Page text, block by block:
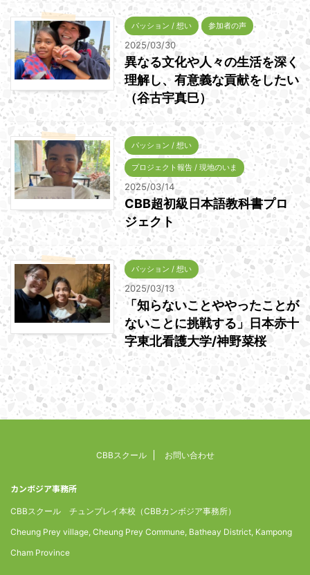
パッション / 想い 参加者の声
2025/03/30
異なる文化や人々の生活を深く
理解し、有意義な貢献をしたい
（谷古宇真巳）
パッション / 想い
プロジェクト報告 / 現地のいま
2025/03/14
CBB超初級日本語教科書プロ
ジェクト
パッション / 想い
2025/03/13
「知らないことややったことが
ないことに挑戦する」日本赤十
字東北看護大学/神野菜桜
CBBスクール お問い合わせ
カンボジア事務所
CBBスクール チュンプレイ本校（CBBカンボジア事務所）
Cheung Prey village, Cheung Prey Commune, Batheay District, Kampong
Cham Province